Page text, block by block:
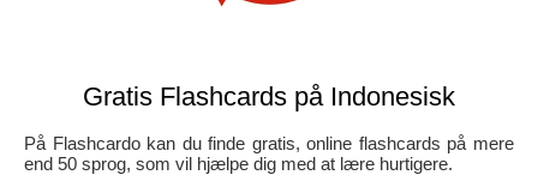
Gratis Flashcards på Indonesisk
På Flashcardo kan du finde gratis, online flashcards på mere
end 50 sprog, som vil hjælpe dig med at lære hurtigere.